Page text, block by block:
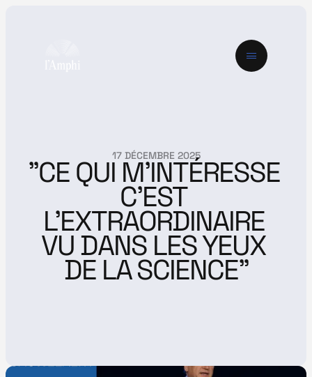
17 DÉCEMBRE 2025
"CE QUI M'INTÉRESSE
C'EST
L'EXTRAORDINAIRE
VU DANS LES YEUX
DE LA SCIENCE"